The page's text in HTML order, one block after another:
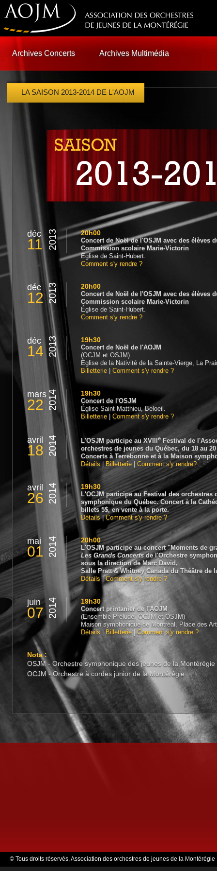
Archives Concerts Archives Multimédia
LA SAISON 2013-2014 DE L'AOJM
11
déc 2013 20h00
Concert de Noël de l'OSJM avec des élèves
Commission scolaire Marie-Victorin
Église de Saint-Hubert.
Comment s'y rendre ?
12
déc 2013 20h00
Concert de Noël de l'OSJM avec des élèves
Commission scolaire Marie-Victorin
Église de Saint-Hubert.
Comment s'y rendre ?
14
déc 2013 19h30
Concert de Noël de l'AOJM
(OCJM et OSJM)
Église de la Nativité de la Sainte-Vierge, La
Billetterie
Comment s'y rendre ?
22
mars 2014 19h30
Concert de l'OSJM
Église Saint-Matthieu, Beloeil.
Billetterie
Comment s'y rendre ?
18
avril 2014 L'OSJM participe au XVIII e Festival de
orchestres de jeunes du Québec, du 18 au
Concerts à Terrebonne et à la Maison
Détails |Billetterie Comment s'y rendre?
26
avril 2014 19h30
L'OCJM participe au Festival des orchestres
symphonique du Québec. Concert à la
billets 5$, en vente à la porte.
Détails|Comment s'y rendre ?
01
mai 2014 20h00
L'OSJM participe au concert "Moments de
Les Grands Concertsde l'Orchestre
sous la direction de Marc David,
Salle Pratt & Whitney Canada du Théâtre de
Détails |Comment s'y rendre ?
07
juin 2014 19h30
Concert printanier de l'AOJM
(Ensemble Prélude, OCJM et OSJM)
Maison symphonique de Montréal, Place des
Détails | Billetterie| Comment s'y rendre ?
Nota :
OSJM - Orchestre symphonique des jeunes de la Montérégie
OCJM - Orchestre à cordes junior de la Montérégie
© Tous droits réservés, Association des orchestres de jeunes de la Montérégie